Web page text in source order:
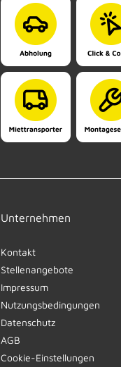
Unternehmen
Kontakt
Stellenangebote
Impressum
Nutzungsbedingungen
Datenschutz
AGB
Cookie-Einstellungen